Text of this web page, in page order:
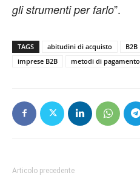
gli strumenti per farlo”.
TAGS abitudini di acquisto B2B
imprese B2B
metodi di pagamento
Articolo precedente